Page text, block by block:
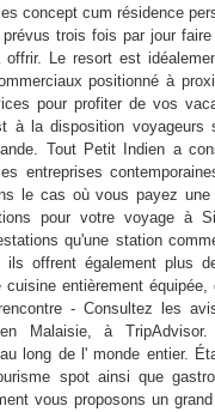
concept cum résidence
trois fois par jour
Le resort est
positionné à
pour profiter de vos
à la disposition voyageurs
Tout Petit Indien a
entreprises
le cas où vous payez
pour votre voyage à
qu'une station
offrent également plus
entièrement équipée,
- Consultez les
Malaisie, à TripAdvisor.
long de l' monde entier.
spot ainsi que
vous proposons un